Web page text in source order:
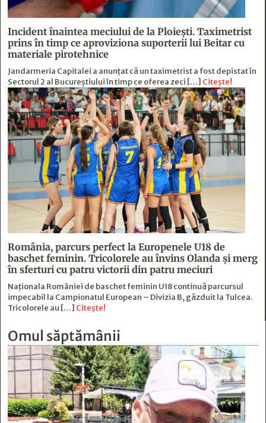
Incident înaintea meciului de la Ploiești. Taximetrist
prins în timp ce aproviziona suporterii lui Beitar cu
materiale pirotehnice
Jandarmeria Capitalei a anunțat că un taximetrist a fost depistat în
Sectorul 2 al Bucureștiului în timp ce oferea zeci […] Citește!
România, parcurs perfect la Europenele U18 de
baschet feminin. Tricolorele au învins Olanda și merg
în sferturi cu patru victorii din patru meciuri
Naționala României de baschet feminin U18 continuă parcursul
impecabil la Campionatul European – Divizia B, găzduit la Tulcea.
Tricolorele au […] Citește!
Omul săptămânii